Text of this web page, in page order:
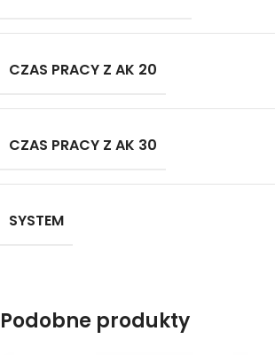
CZAS PRACY Z AK 20
CZAS PRACY Z AK 30
SYSTEM
Podobne produkty